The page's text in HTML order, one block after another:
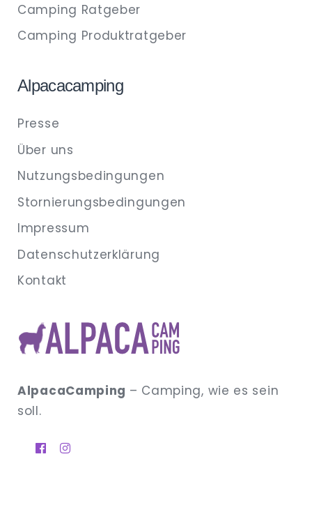
Camping Ratgeber
Camping Produktratgeber
Alpacacamping
Presse
Über uns
Nutzungsbedingungen
Stornierungsbedingungen
Impressum
Datenschutz­erklärung
Kontakt
AlpacaCamping – Camping, wie es sein
soll.